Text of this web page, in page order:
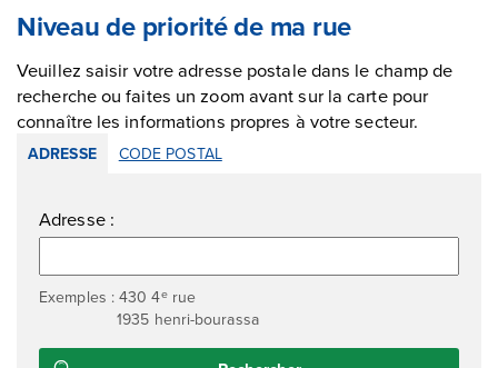
Niveau de priorité de ma rue
Veuillez saisir votre adresse postale dans le champ de
recherche ou faites un zoom avant sur la carte pour
connaître les informations propres à votre secteur.
ADRESSE CODE POSTAL
Adresse :
Exemples : 430 4erue
1935 henri-bourassa